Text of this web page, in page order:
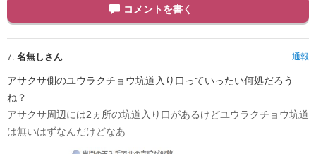
コメントを書く
7. 名無しさん 通報
アサクサ側のユウラクチョウ坑道入り口っていったい何処だろう
ね？
アサクサ周辺には2ヵ所の坑道入り口があるけどユウラクチョウ坑道
は無いはずなんだけどなあ